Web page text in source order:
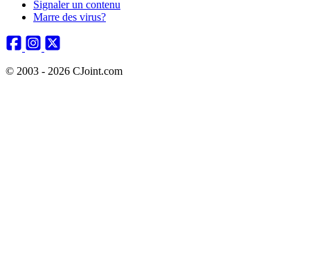
Signaler un contenu
Marre des virus?
© 2003 - 2026 CJoint.com